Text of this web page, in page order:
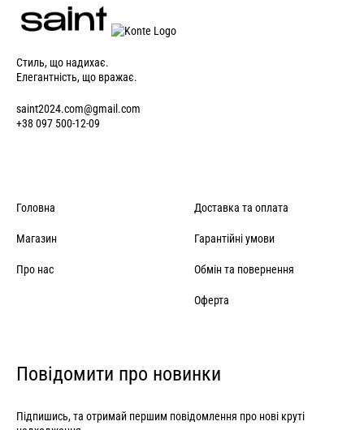
Стиль, що надихає.
Елегантність, що вражає.
saint2024.com@gmail.com
+38 097 500-12-09
Головна
Магазин
Про нас
Доставка та оплата
Гарантійні умови
Обмін та повернення
Оферта
Повідомити про новинки
Підпишись, та отримай першим повідомлення про нові круті